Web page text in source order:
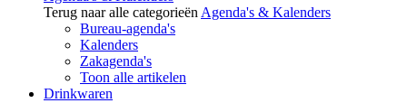
Terug naar alle categorieën Agenda's & Kalenders
Bureau-agenda's
Kalenders
Zakagenda's
Toon alle artikelen
Drinkwaren